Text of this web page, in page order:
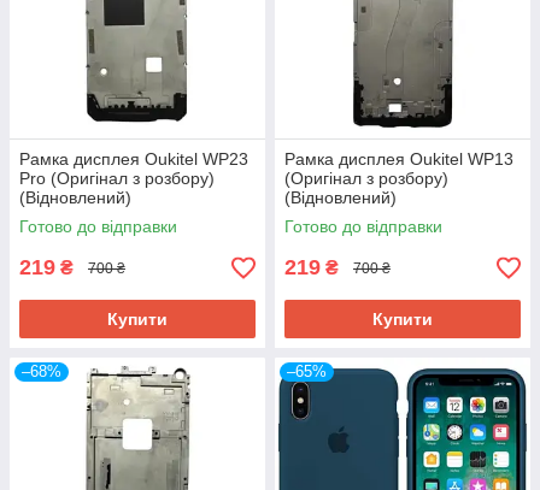
Рамка дисплея Oukitel WP23
Pro (Оригінал з розбору)
(Відновлений)
Готово до відправки
219 ₴ 700 ₴
Купити
Рамка дисплея Oukitel WP13
(Оригінал з розбору)
(Відновлений)
Готово до відправки
219 ₴ 700 ₴
Купити
–68% –65%